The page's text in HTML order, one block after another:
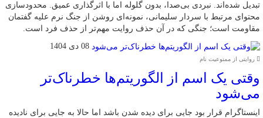
تبدیل شده‌اند. نبردی بی‌صدا، بدون گلوله اما با اثرگذاری عمیق. محدودسازی
محتوای مرتبط با سردار سلیمانی، نمونه‌ای روشن از جنگ نرم علیه گفتمان
مقاومت است؛ جنگی که در آن حذف روایت مهم‌تر از حذف فرد است.
08 دی 1404
روایتی از ممنوعیت نام
وقتی یک اسم از الگوریتم‌ها خطرناک‌تر
می‌شود
اینستاگرام قرار بود جایی برای دیده شدن باشد اما حالا به جایی برای نادیده